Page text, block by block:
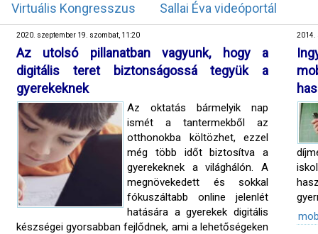
Virtuális Kongresszus Sallai Éva videóportál
2020. szeptember 19. szombat, 11:20
Az utolsó pillanatban vagyunk, hogy a
digitális teret biztonságossá tegyük a
gyerekeknek
Az oktatás bármelyik nap
ismét a tantermekből az
otthonokba költözhet, ezzel
még több időt biztosítva a
gyerekeknek a világhálón. A
megnövekedett és sokkal
fókuszáltabb online jelenlét
hatására a gyerekek digitális
készségei gyorsabban fejlődnek, ami a lehetőségeken
2014.